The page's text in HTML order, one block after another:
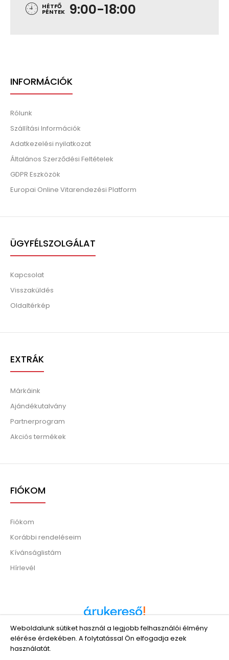
Weboldalunk sütiket használ a legjobb felhasználói élmény
elérése érdekében. A folytatással Ön elfogadja ezek
használatát.
HÉTFŐ
PÉNTEK 9:00-18:00
INFORMÁCIÓK
Rólunk
Szállítási Információk
Adatkezelési nyilatkozat
Általános Szerződési Feltételek
GDPR Eszközök
Europai Online Vitarendezési Platform
ÜGYFÉLSZOLGÁLAT
Kapcsolat
Visszaküldés
Oldaltérkép
EXTRÁK
Márkáink
Ajándékutalvány
Partnerprogram
Akciós termékek
FIÓKOM
Fiókom
Korábbi rendeléseim
Kívánságlistám
Hírlevél
Árukereső.hu